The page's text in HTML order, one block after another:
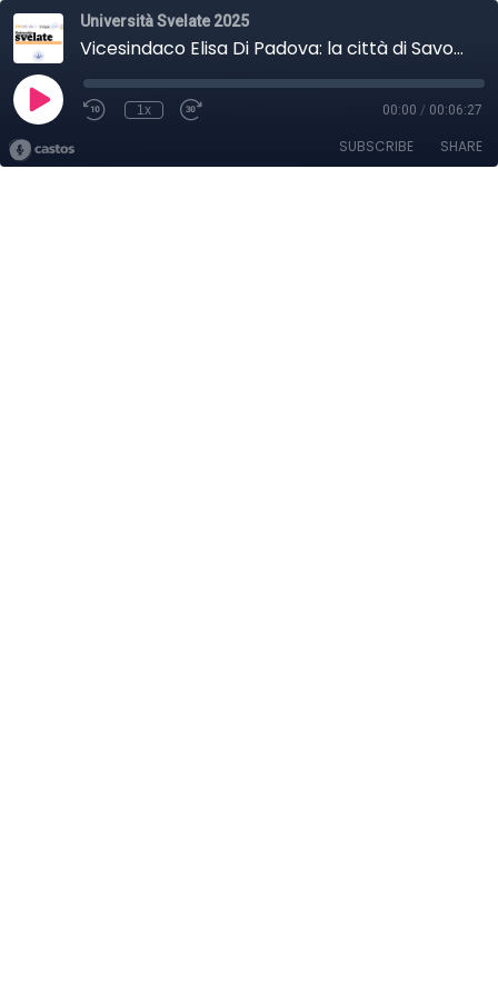
Università Svelate 2025
Vicesindaco Elisa Di Padova: la città di Savona e il Campus, opportunità e sfide
1x 00:00 / 00:06:27
SUBSCRIBE SHARE